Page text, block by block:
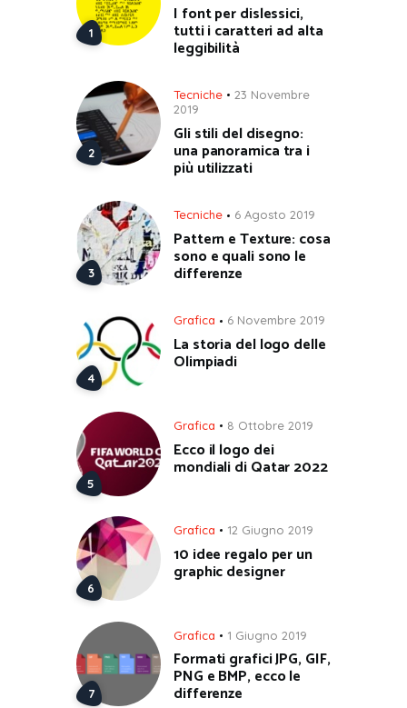
I font per dislessici,
tutti i caratteri ad alta
leggibilità
Tecniche
23 Novembre
2019
Gli stili del disegno:
una panoramica tra i
più utilizzati
Tecniche 6 Agosto 2019
Pattern e Texture: cosa
sono e quali sono le
differenze
Grafica 6 Novembre 2019
La storia del logo delle
Olimpiadi
Grafica 8 Ottobre 2019
Ecco il logo dei
mondiali di Qatar 2022
Grafica 12 Giugno 2019
10 idee regalo per un
graphic designer
Grafica 1 Giugno 2019
Formati grafici JPG, GIF,
PNG e BMP, ecco le
differenze